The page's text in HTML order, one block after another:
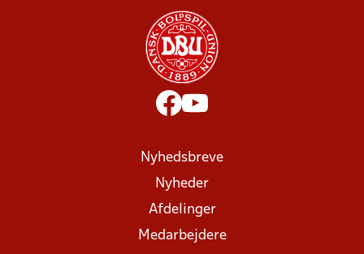
Nyhedsbreve
Nyheder
Afdelinger
Medarbejdere